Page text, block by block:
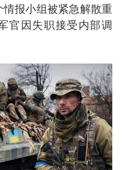
报小组被紧急解散重
官因失职接受内部调